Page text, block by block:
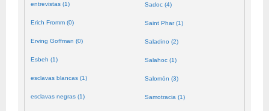
entrevistas (1)
Erich Fromm (0)
Erving Goffman (0)
Esbeh (1)
esclavas blancas (1)
esclavas negras (1)
Sadoc (4)
Saint Phar (1)
Saladino (2)
Salahoc (1)
Salomón (3)
Samotracia (1)